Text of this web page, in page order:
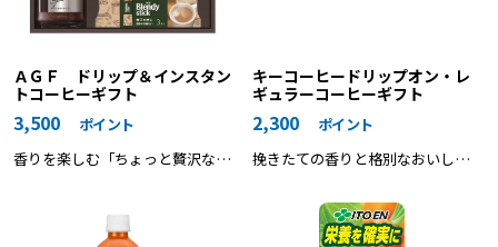
ＡＧＦ ドリップ＆インスタン
トコーヒーギフト
3,500
ポイント
香りを楽しむ「ちょっと贅沢な珈
「ブレンディ」スティックなど
キーコーヒードリップオン・レ
ギュラーコーヒーギフト
2,300
ポイント
挽きたての香りと格別なおいしさ
コーヒーギフトです